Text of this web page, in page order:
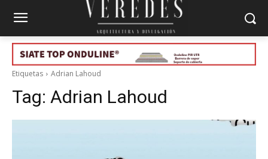
Etiquetas Adrian Lahoud
Tag: Adrian Lahoud